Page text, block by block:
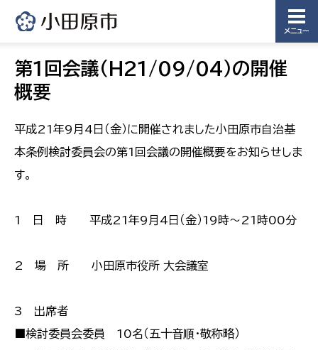
メニュー
第1回会議（H21/09/04）の開催
概要
平成21年9月4日（金）に開催されました小田原市自治基
本条例検討委員会の第1回会議の開催概要をお知らせしま
す。
1 日 時 平成21年9月4日（金）19時〜21時00分
2 場 所 小田原市役所 大会議室
3 出席者
■検討委員会委員 10名（五十音順・敬称略）